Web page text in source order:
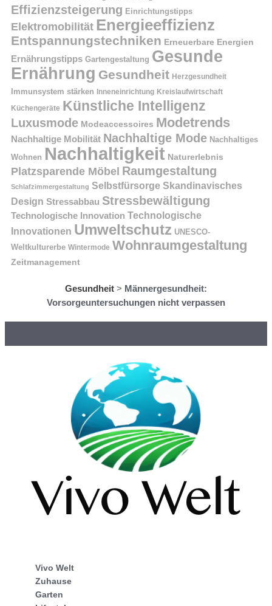
Effizienzsteigerung Einrichtungstipps
Elektromobilität Energieeffizienz
Entspannungstechniken Erneuerbare Energien
Ernährungstipps Gartengestaltung Gesunde
Ernährung Gesundheit Herzgesundheit
Immunsystem stärken Inneneinrichtung Kreislaufwirtschaft
Küchengeräte Künstliche Intelligenz
Luxusmode Modeaccessoires Modetrends
Nachhaltige Mobilität Nachhaltige Mode Nachhaltiges
Wohnen Nachhaltigkeit Naturerlebnis
Platzsparende Möbel Raumgestaltung
Schlafzimmergestaltung Selbstfürsorge Skandinavisches
Design Stressabbau Stressbewältigung
Technologische Innovation Technologische
Innovationen Umweltschutz UNESCO-
Weltkulturerbe Wintermode Wohnraumgestaltung
Zeitmanagement
Gesundheit > Männergesundheit:
Vorsorgeuntersuchungen nicht verpassen
Vivo Welt
Zuhause
Garten